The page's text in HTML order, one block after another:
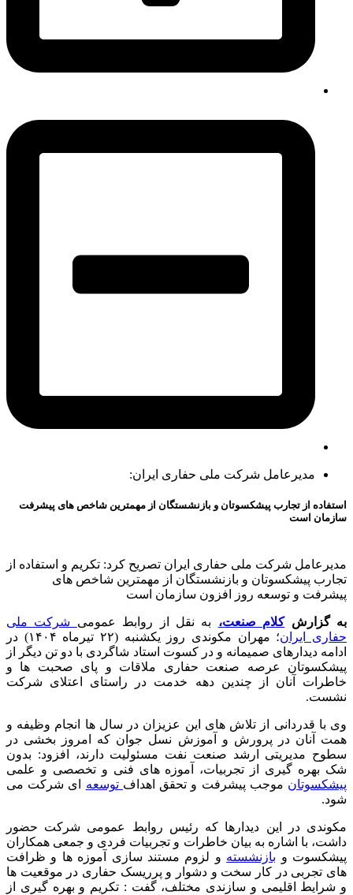
مدیرعامل شرکت ملی حفاری ایران:
استفاده از تجارب پیشکسوتان و بازنشستگان از مهمترین شاخص های پیشرفت
سازمان است
مدیرعامل شرکت ملی حفاری ایران تصریح کرد: تکریم و استفاده از
تجارب پیشکسوتان و بازنشستگان از مهمترین شاخص های
پیشرفت و توسعه روز افزون سازمان است
به گزارشکلام صنعت، به نقل از روابط عمومی شرکت ملی
حفاری ایران
؛ مهران مکوندی روز یکشنبه (۲۲ تیرماه ۱۴۰۴) در
ادامه دیدارهای صمیمانه و در کسوت استاد شاگردی با دو تن دیگر از
پیشکسوتان عرصه صنعت حفاری ملاقات و پای صحبت ها و
خاطرات آنان از چندین دهه خدمت در راستای اعتلای شرکت
نشست.
وی با قدردانی از تلاش های این عزیزان در سال ها انجام وظیفه و
همت آنان در پرورش و آموزش نسل جوان که امروز بخشی در
سطوح مدیریتی ارشد صنعت نفت مسئولیت دارند، افزود: بدون
شک بهره گیری از تجربیات، آموزه های فنی و تخصصی و علمی
پیشکسوتان موجب پیشرفت و تحقق اهداف توسعه ای شرکت می
شود.
مکوندی در این دیدارها که رئیس روابط عمومی شرکت حضور
داشت، با اشاره به بیان خاطرات و تجربیات فردی و جمعی همکاران
پیشکسوت و بازنشسته و لزوم مستند سازی آموزه ها و ظرافت
های تجربی در کار سخت و دشوار و پرریسک حفاری در موقعیت ها
و شرایط اقلیمی و سازندی مختلف، گفت : تکریم و بهره گیری از